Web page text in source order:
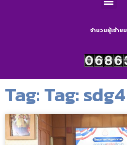
จำนวนผู้เข้าชม
Tag: Tag: sdg4